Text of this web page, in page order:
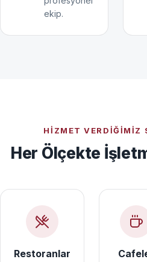
ekip.
HIZMET VERDIĞIMIZ
Her Ölçekte
Restoranlar